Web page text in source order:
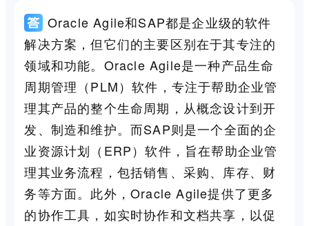
Oracle Agile和SAP都是企业级的软件
解决方案，但它们的主要区别在于其专注的
领域和功能。Oracle Agile是一种产品生命
周期管理（PLM）软件，专注于帮助企业管
理其产品的整个生命周期，从概念设计到开
发、制造和维护。而SAP则是一个全面的企
业资源计划（ERP）软件，旨在帮助企业管
理其业务流程，包括销售、采购、库存、财
务等方面。此外，Oracle Agile提供了更多
的协作工具，如实时协作和文档共享，以促